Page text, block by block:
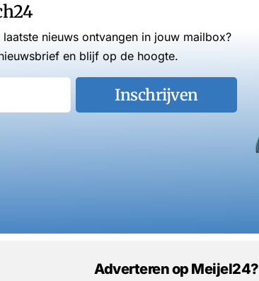
nieuws ontvangen in jouw mailbox?
en blijf op de hoogte.
Inschrijven
Adverteren op Meijel24?